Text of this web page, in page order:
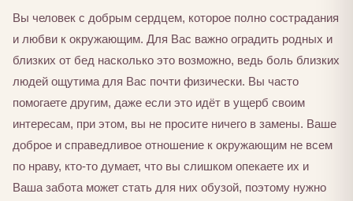
Вы человек с добрым сердцем, которое полно сострадания
и любви к окружающим. Для Вас важно оградить родных и
близких от бед насколько это возможно, ведь боль близких
людей ощутима для Вас почти физически. Вы часто
помогаете другим, даже если это идёт в ущерб своим
интересам, при этом, вы не просите ничего в замены. Ваше
доброе и справедливое отношение к окружающим не всем
по нраву, кто-то думает, что вы слишком опекаете их и
Ваша забота может стать для них обузой, поэтому нужно